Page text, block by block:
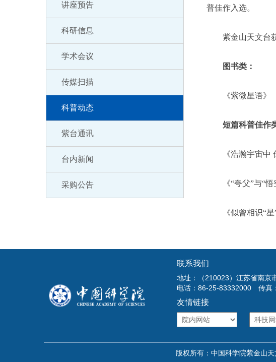
讲座预告
科研信息
学术会议
传媒扫描
科普动态
紫台通讯
台内新闻
采购公告
普佳作入选。
紫金山天文台获
图书类：
《紫微星语》（
短篇科普佳作
《浩瀚宇宙中 你
《“夸父”与“悟
《似曾相识“星”
联系我们
地址：（210023）江苏省南京
电话：86-25-83332000 传真
友情链接
版权所有：中国科学院紫金山